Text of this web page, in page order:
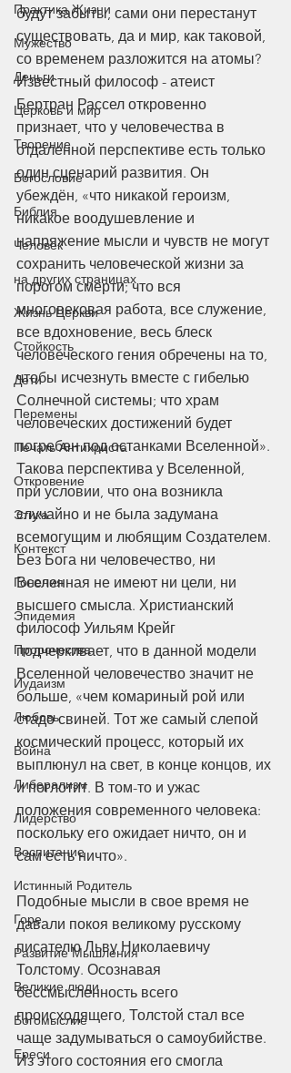
Практика Жизни
Мужество
Деньги
Церковь и мир
Творение
Богословие
Библия
Человек
на других страницах
Жизнь Церкви
Стойкость
Дети
Перемены
Печать Антихриста
Откровение
Этика
Контекст
Гонения
Эпидемия
Пророчества
Иудаизм
Любовь
Война
Либерализм
Лидерство
Воспитание
Истинный Родитель
Горе
Развитие Мышления
Великие люди
Богомыслие
Ереси
будут забыты, сами они перестанут
существовать, да и мир, как таковой,
со временем разложится на атомы?
Известный философ - атеист
Бертран Рассел откровенно
признает, что у человечества в
отдаленной перспективе есть только
один сценарий развития. Он
убеждён, «что никакой героизм,
никакое воодушевление и
напряжение мысли и чувств не могут
сохранить человеческой жизни за
порогом смерти; что вся
многовековая работа, все служение,
все вдохновение, весь блеск
человеческого гения обречены на то,
чтобы исчезнуть вместе с гибелью
Солнечной системы; что храм
человеческих достижений будет
погребен под останками Вселенной».
Такова перспектива у Вселенной,
при условии, что она возникла
случайно и не была задумана
всемогущим и любящим Создателем.
Без Бога ни человечество, ни
Вселенная не имеют ни цели, ни
высшего смысла. Христианский
философ Уильям Крейг
подчеркивает, что в данной модели
Вселенной человечество значит не
больше, «чем комариный рой или
стадо свиней. Тот же самый слепой
космический процесс, который их
выплюнул на свет, в конце концов, их
и поглотит. В том-то и ужас
положения современного человека:
поскольку его ожидает ничто, он и
сам есть ничто».
Подобные мысли в свое время не
давали покоя великому русскому
писателю Льву Николаевичу
Толстому. Осознавая
бессмысленность всего
происходящего, Толстой стал все
чаще задумываться о самоубийстве.
Из этого состояния его смогла